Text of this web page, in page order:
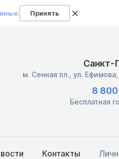
. Принять
Санкт-
м. Сенная пл., ул.
8
Бесплатная
Контакты